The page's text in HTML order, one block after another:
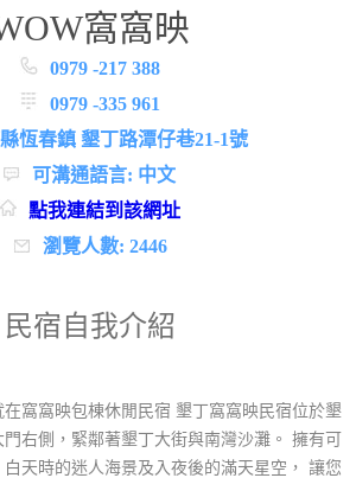
窩窩映
0979 -217 388
0979 -335 961
恆春鎮 墾丁路潭仔巷21-1號
可溝通語言: 中文
點我連結到該網址
瀏覽人數: 2446
民宿自我介紹
窩窩映包棟休閒民宿 墾丁窩窩映民宿位於墾
右側，緊鄰著墾丁大街與南灣沙灘。 擁有可
天時的迷人海景及入夜後的滿天星空， 讓您